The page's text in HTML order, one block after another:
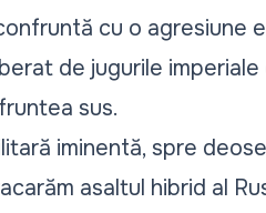
cu o agresiune
de jugurile
sus.
iminentă, spre
asaltul hibrid al